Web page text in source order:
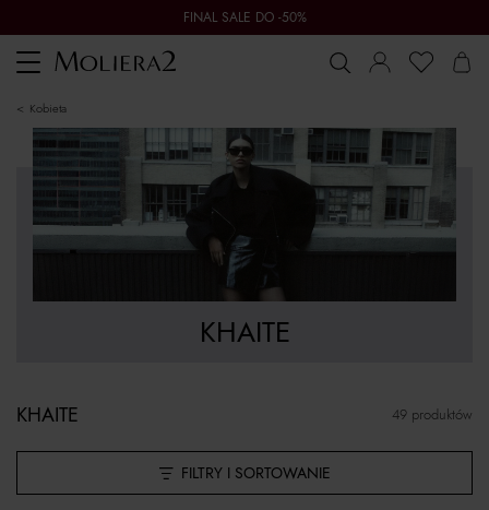
FINAL SALE DO -50%
Toggle
navigation
kobieta
KHAITE
FILTRY I SORTOWANIE
49 produktów
KHAITE